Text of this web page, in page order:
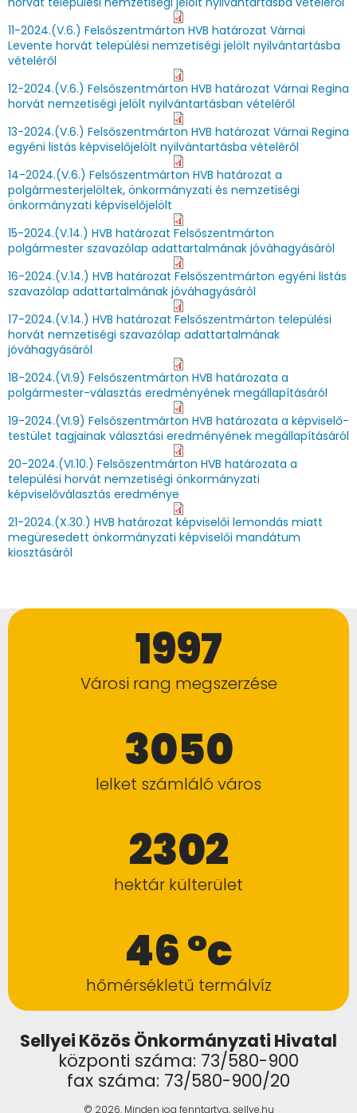
11-2024.(V.6.) Felsőszentmárton HVB határozat Várnai
Levente horvát települési nemzetiségi jelölt nyilvántartásba
vételéről
12-2024.(V.6.) Felsőszentmárton HVB határozat Várnai Regina
horvát nemzetiségi jelölt nyilvántartásban vételéről
13-2024.(V.6.) Felsőszentmárton HVB határozat Várnai Regina
egyéni listás képviselőjelölt nyilvántartásba vételéről
14-2024.(V.6.) Felsőszentmárton HVB határozat a
polgármesterjelöltek, önkormányzati és nemzetiségi
önkormányzati képviselőjelölt
15-2024.(V.14.) HVB határozat Felsőszentmárton
polgármester szavazólap adattartalmának jóváhagyásáról
16-2024.(V.14.) HVB határozat Felsőszentmárton egyéni listás
szavazólap adattartalmának jóváhagyásáról
17-2024.(V.14.) HVB határozat Felsőszentmárton települési
horvát nemzetiségi szavazólap adattartalmának
jóváhagyásáról
18-2024.(VI.9) Felsőszentmárton HVB határozata a
polgármester-választás eredményének megállapításáról
19-2024.(VI.9) Felsőszentmárton HVB határozata a képviselő-
testület tagjainak választási eredményének megállapításáról
20-2024.(VI.10.) Felsőszentmárton HVB határozata a
települési horvát nemzetiségi önkormányzati
képviselőválasztás eredménye
21-2024.(X.30.) HVB határozat képviselői lemondás miatt
megüresedett önkormányzati képviselői mandátum
kiosztásáról
1997
Városi rang megszerzése
3050
lelket számláló város
2302
hektár külterület
46 °c
hőmérsékletű termálvíz
Sellyei Közös Önkormányzati Hivatal
központi száma: 73/580-900
fax száma: 73/580-900/20
© 2026. Minden jog fenntartva, sellye.hu